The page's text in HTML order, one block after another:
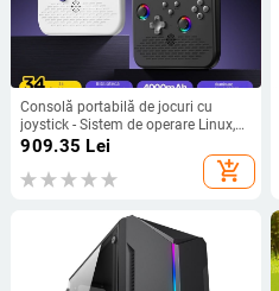
Consolă portabilă de jocuri cu
joystick - Sistem de operare Linux,
interfață Type-C, conectivitate
wireless, MP4 player, stil nostalgic
909.35 Lei
add_shopping_cart